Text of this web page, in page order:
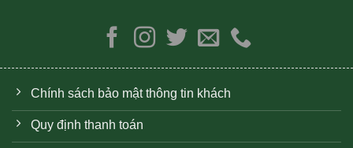
Chính sách bảo mật thông tin khách
Quy định thanh toán